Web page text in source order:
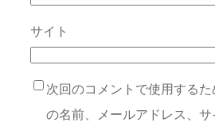
サイト
次回のコメントで使用する
の名前、メールアドレス、サ